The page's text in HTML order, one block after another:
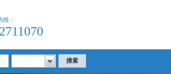
线：
仪器|公路试验仪器|土工试验仪器|沥青试验仪器|混凝